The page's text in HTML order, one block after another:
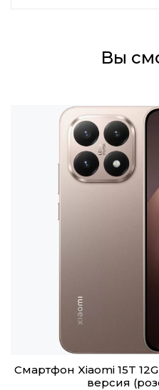
Вы
Смартфон Xiaomi 15T
версия